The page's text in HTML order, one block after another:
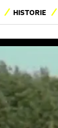
HISTORIE